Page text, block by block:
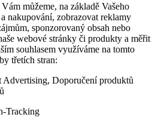
můžeme, na základě Vašeho
nakupování, zobrazovat reklamy
sponzorovaný obsah nebo
webové stránky či produkty a měřit
souhlasem využíváme na tomto
třetích stran:
Doporučení produktů
Tracking